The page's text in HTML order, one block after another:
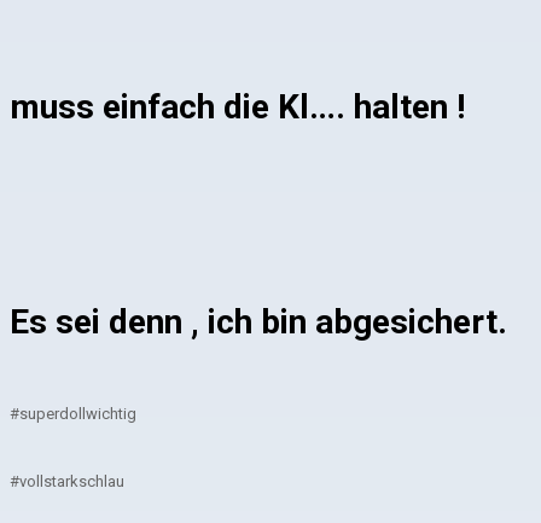
muss einfach die Kl…. halten !
Es sei denn , ich bin abgesichert.
#superdollwichtig
#vollstarkschlau